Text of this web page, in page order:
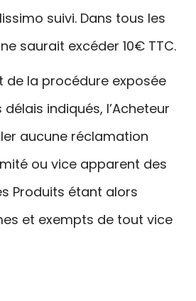
suivi. Dans tous les
saurait excéder 10€ TTC.
de la procédure exposée
indiqués, l’Acheteur
aucune réclamation
ou vice apparent des
Produits étant alors
et exempts de tout vice